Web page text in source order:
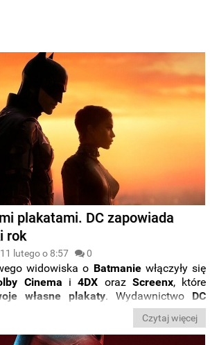
plakatami. DC zapowiada
rok
11 lutego o 8:57 0
widowiska o Batmaniewłączyły się
Cinema i4DX oraz Screenx, które
własne plakaty. Wydawnictwo DC
w 2022 rokuczeka nas
innych superbohaterskich produkcji
Czytaj więcej